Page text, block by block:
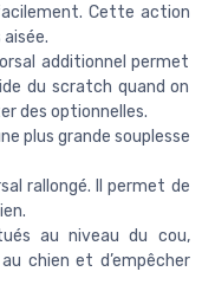
Cette action
additionnel permet
du scratch quand on
des optionnelles.
plus grande souplesse
rallongé. Il permet de
au niveau du cou,
chien et d’empêcher